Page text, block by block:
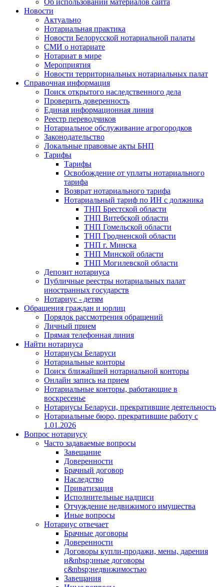
Об использовании материалов сайта
Новости
Актуально
Нотариальная практика
Новости Белорусской нотариальной палаты
СМИ о нотариате
Нотариат в мире
Мероприятия
Новости территориальных нотариальных палат
Справочная информация
Поиск открытого наследственного дела
Проверить доверенность
Единая информационная линия
Реестр переводчиков
Нотариальное обслуживание агрогородков
Законодательство
Локальные правовые акты БНП
Тарифы
Тарифы
Освобождение от уплаты нотариального
тарифа
Возврат нотариального тарифа
Нотариальный тариф по ИН с должника
ТНП Брестской области
ТНП Витебской области
ТНП Гомельской области
ТНП Гродненской области
ТНП г. Минска
ТНП Минской области
ТНП Могилевской области
Депозит нотариуса
Публичные реестры нотариальных палат
иностранных государств
Нотариус - детям
Обращения граждан и юрлиц
Порядок рассмотрения обращений
Личный прием
Прямая телефонная линия
Найти нотариуса
Нотариусы Беларуси
Нотариальные конторы
Поиск ближайшей нотариальной конторы
Онлайн запись на прием
Нотариальные конторы, работающие в
воскресенье
Нотариусы Беларуси, прекратившие деятельность
Нотариальные бюро, прекратившие работу с
1.01.2026
Вопрос нотариусу
Часто задаваемые вопросы
Завещание
Доверенности
Брачный договор
Наследство
Приватизация
Исполнительные надписи
Отчуждение недвижимого имущества
Иные вопросы
Нотариус отвечает
Брачные договоры
Доверенности
Договоры купли-продажи, мены, дарения
и&nbsp;иные договоры
с&nbsp;недвижимостью
Завещания